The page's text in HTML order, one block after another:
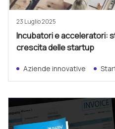
23 Luglio 2025
Incubatori e acceleratori:
crescita delle startup
Aziende innovative